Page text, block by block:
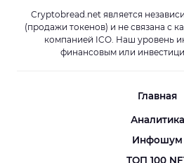
Cryptobread.net является
(продажи токенов) и не связана с
компанией ICO. Наш уровень
финансовым или
Главная
Аналитика
Инфошум
ТОП 100